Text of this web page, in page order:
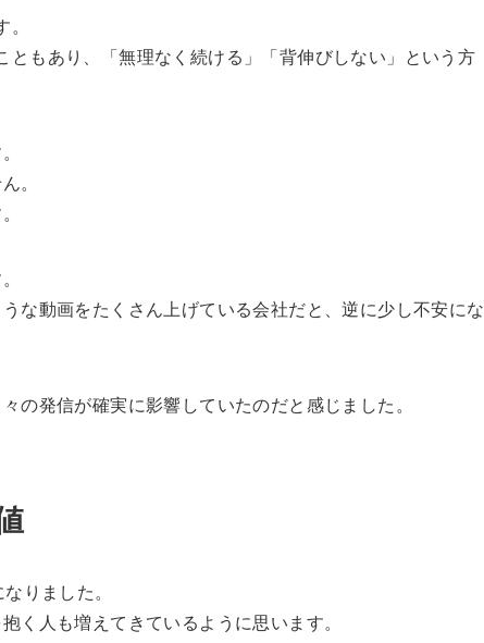
ともあり、「無理なく続ける」「背伸びしない」という方
。
な動画をたくさん上げている会社だと、逆に少し不安にな
の発信が確実に影響していたのだと感じました。
りました。
く人も増えてきているように思います。